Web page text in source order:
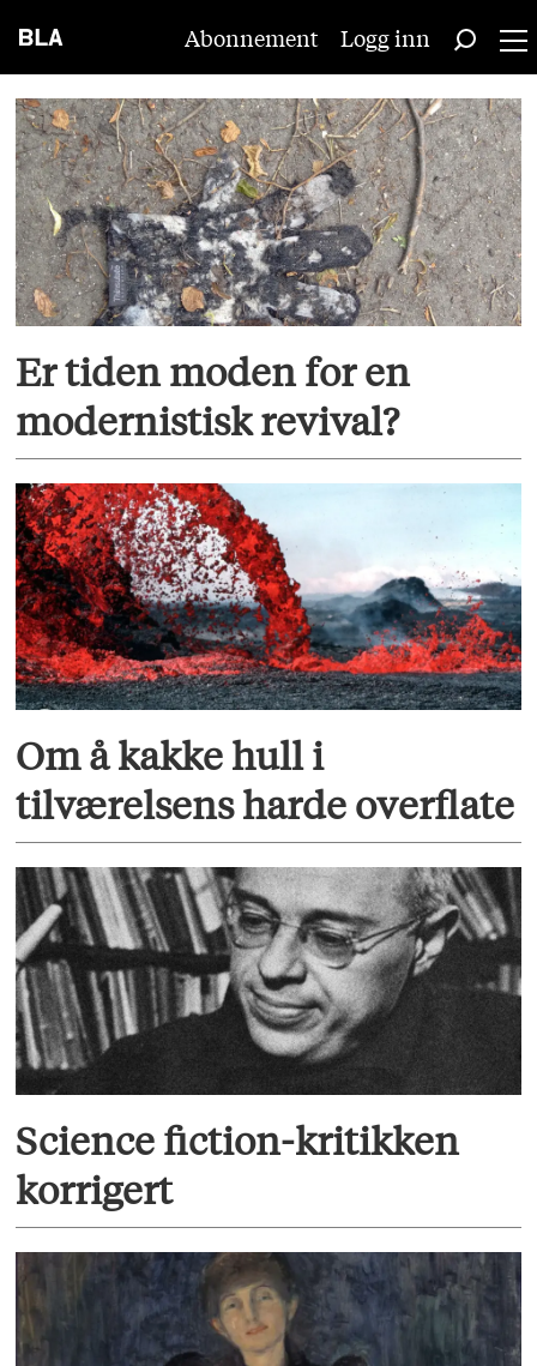
Abonnement Logg inn
Tag:
teori
Er tiden moden for en
modernistisk revival?
Om å kakke hull i
tilværelsens harde overflate
Science fiction-kritikken
korrigert